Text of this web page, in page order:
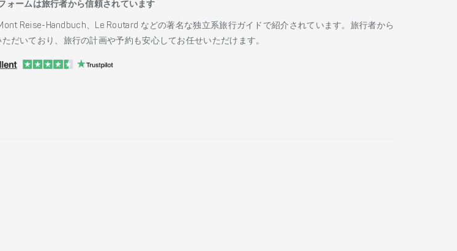
ォームは旅行者から信頼されています
Reise-Handbuch、Le Routard などの著名な独立系旅行ガイドで紹介されています。旅行者から
だいており、旅行の計画や予約も安心してお任せいただけます。